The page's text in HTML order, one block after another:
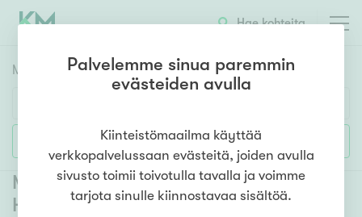
Hae kohteita
Myyntikohteet
Huoneluku
1h 2h 3h 4h 5h+
Lisää hakuehtoja
Myytävät rivitalot ja paritalot
Haukivuori (1)
Palvelemme sinua paremmin
evästeiden avulla
Kiinteistömaailma käyttää
verkkopalvelussaan evästeitä, joiden avulla
sivusto toimii toivotulla tavalla ja voimme
tarjota sinulle kiinnostavaa sisältöä.